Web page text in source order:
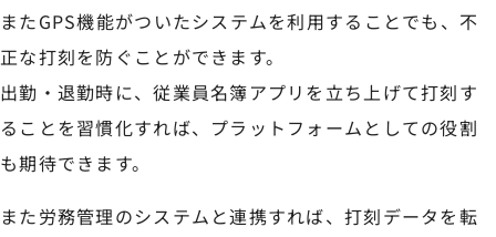
またGPS機能がついたシステムを利用することでも、不
正な打刻を防ぐことができます。
出勤・退勤時に、従業員名簿アプリを立ち上げて打刻す
ることを習慣化すれば、プラットフォームとしての役割
も期待できます。
また労務管理のシステムと連携すれば、打刻データを転